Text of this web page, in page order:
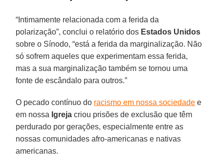
“Intimamente relacionada com a ferida da
polarização”, conclui o relatório dos Estados Unidos
sobre o Sínodo, “está a ferida da marginalização. Não
só sofrem aqueles que experimentam essa ferida,
mas a sua marginalização também se tornou uma
fonte de escândalo para outros.”
O pecado contínuo do racismo em nossa sociedade e
em nossa Igreja criou prisões de exclusão que têm
perdurado por gerações, especialmente entre as
nossas comunidades afro-americanas e nativas
americanas.